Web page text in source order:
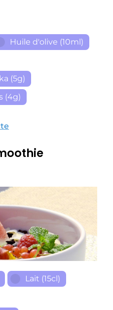
Huile d'olive (10ml)
(5g)
(4g)
Lait (15cl)